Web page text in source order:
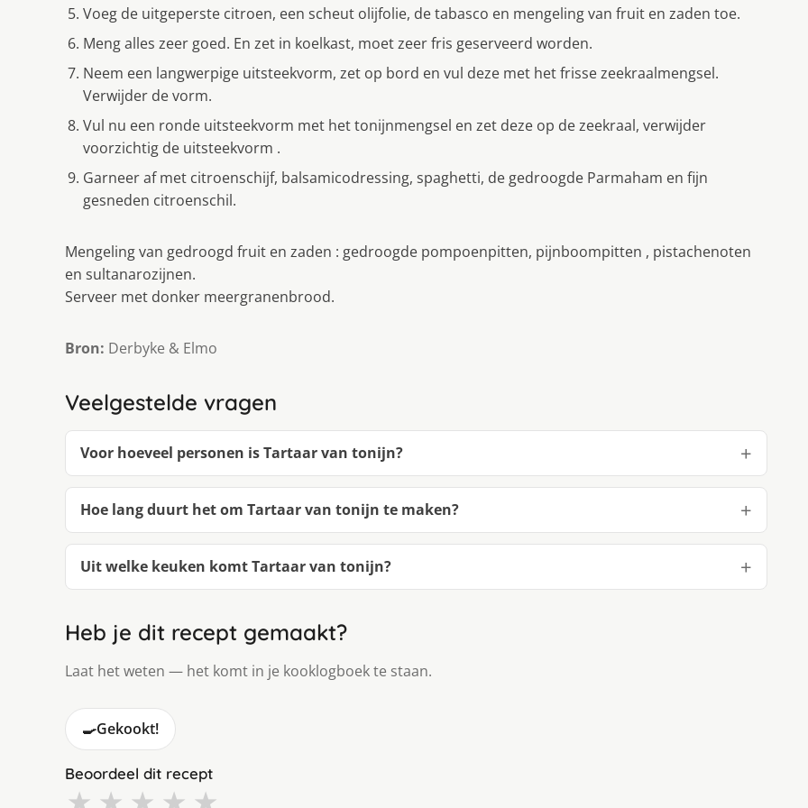
Voeg de uitgeperste citroen, een scheut olijfolie, de tabasco en mengeling van fruit en zaden toe.
Meng alles zeer goed. En zet in koelkast, moet zeer fris geserveerd worden.
Neem een langwerpige uitsteekvorm, zet op bord en vul deze met het frisse zeekraalmengsel.
Verwijder de vorm.
Vul nu een ronde uitsteekvorm met het tonijnmengsel en zet deze op de zeekraal, verwijder
voorzichtig de uitsteekvorm .
Garneer af met citroenschijf, balsamicodressing, spaghetti, de gedroogde Parmaham en fijn
gesneden citroenschil.
Mengeling van gedroogd fruit en zaden : gedroogde pompoenpitten, pijnboompitten , pistachenoten
en sultanarozijnen.
Serveer met donker meergranenbrood.
Bron: Derbyke & Elmo
Veelgestelde vragen
Voor hoeveel personen is Tartaar van tonijn?
Hoe lang duurt het om Tartaar van tonijn te maken?
Uit welke keuken komt Tartaar van tonijn?
Heb je dit recept gemaakt?
Laat het weten — het komt in je kooklogboek te staan.
🍳Gekookt!
Beoordeel dit recept